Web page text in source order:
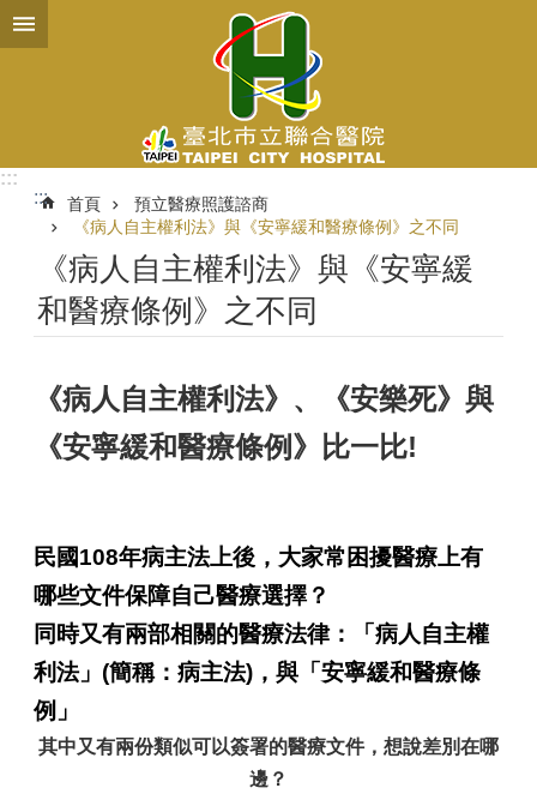
跳到主要內容區塊
:::
:::
首頁
預立醫療照護諮商
《病人自主權利法》與《安寧緩和醫療條例》之不同
《病人自主權利法》與《安寧緩
和醫療條例》之不同
《病人自主權利法》、《安樂死》與
《安寧緩和醫療條例》比一比!
民國108年病主法上後，大家常困擾醫療上有
哪些文件保障自己醫療選擇？
同時又有兩部相關的醫療法律：「病人自主權
利法」(簡稱：病主法)，與「安寧緩和醫療條
例」
其中又有兩份類似可以簽署的醫療文件， 想說差別在哪
邊？